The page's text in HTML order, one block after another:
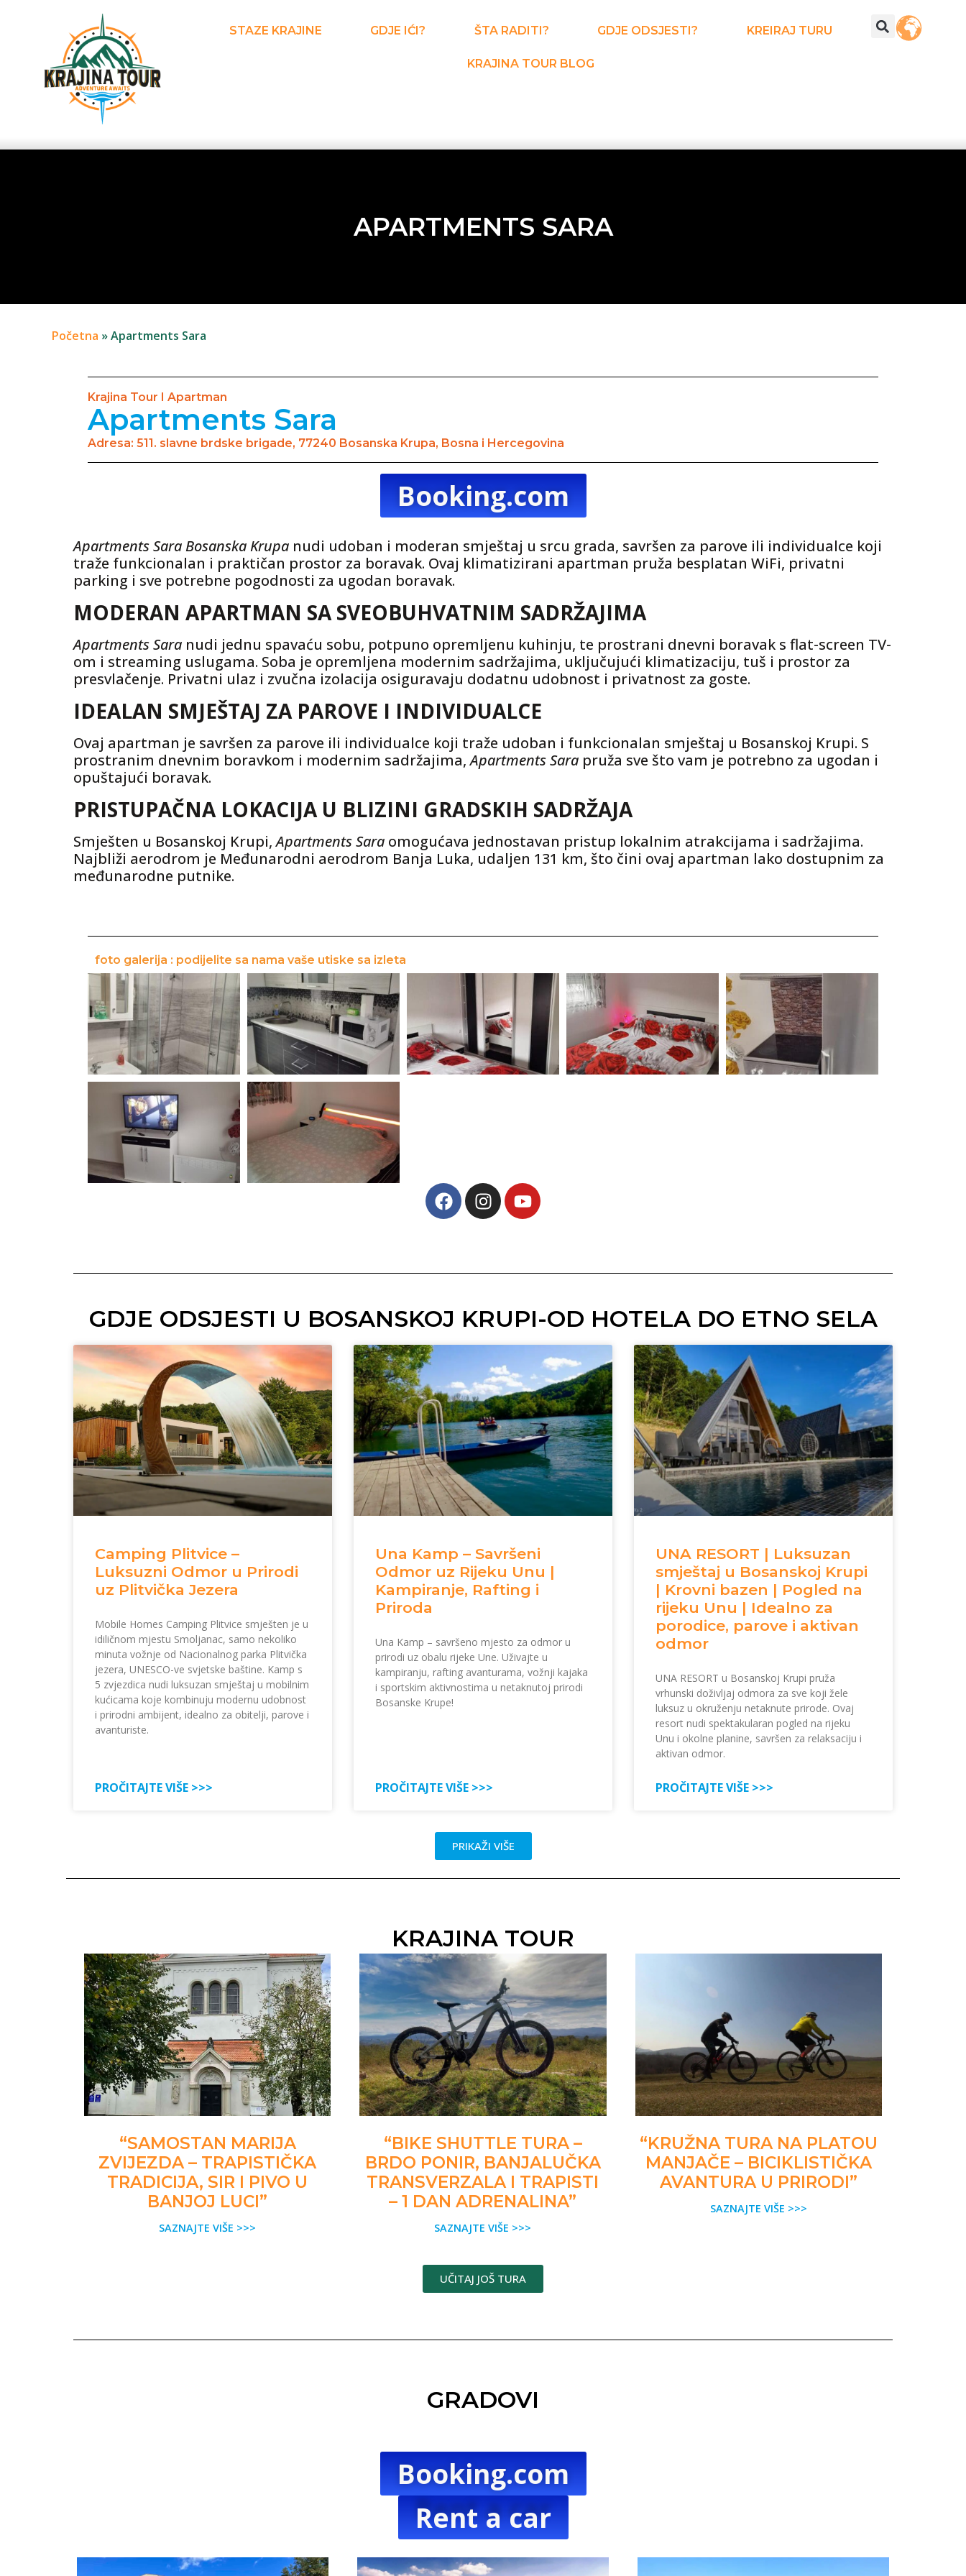
STAZE KRAJINE GDJE IĆI? ŠTA RADITI? GDJE ODSJESTI? KREIRAJ TURU
KRAJINA TOUR BLOG
APARTMENTS SARA
Početna »Apartments Sara
Krajina Tour I Apartman
Apartments Sara
Adresa: 511. slavne brdske brigade, 77240 Bosanska Krupa, Bosna i Hercegovina
Booking.com
Apartments Sara Bosanska Krupa nudi udoban i moderan smještaj u srcu grada, savršen za parove ili individualce koji
traže funkcionalan i praktičan prostor za boravak. Ovaj klimatizirani apartman pruža besplatan WiFi, privatni
parking i sve potrebne pogodnosti za ugodan boravak.
MODERAN APARTMAN SA SVEOBUHVATNIM SADRŽAJIMA
Apartments Sara nudi jednu spavaću sobu, potpuno opremljenu kuhinju, te prostrani dnevni boravak s flat-screen TV-
om i streaming uslugama. Soba je opremljena modernim sadržajima, uključujući klimatizaciju, tuš i prostor za
presvlačenje. Privatni ulaz i zvučna izolacija osiguravaju dodatnu udobnost i privatnost za goste.
IDEALAN SMJEŠTAJ ZA PAROVE I INDIVIDUALCE
Ovaj apartman je savršen za parove ili individualce koji traže udoban i funkcionalan smještaj u Bosanskoj Krupi. S
prostranim dnevnim boravkom i modernim sadržajima,Apartments Sara pruža sve što vam je potrebno za ugodan i
opuštajući boravak.
PRISTUPAČNA LOKACIJA U BLIZINI GRADSKIH SADRŽAJA
Smješten u Bosanskoj Krupi,Apartments Sara omogućava jednostavan pristup lokalnim atrakcijama i sadržajima.
Najbliži aerodrom je Međunarodni aerodrom Banja Luka, udaljen 131 km, što čini ovaj apartman lako dostupnim za
međunarodne putnike.
foto galerija : podijelite sa nama vaše utiske sa izleta
GDJE ODSJESTI U BOSANSKOJ KRUPI-OD HOTELA DO ETNO SELA
Camping Plitvice –
Luksuzni Odmor u Prirodi
uz Plitvička Jezera
Mobile Homes Camping Plitvice smješten je u
idiličnom mjestu Smoljanac, samo nekoliko
minuta vožnje od Nacionalnog parka Plitvička
jezera, UNESCO-ve svjetske baštine. Kamp s
5 zvjezdica nudi luksuzan smještaj u mobilnim
kućicama koje kombinuju modernu udobnost
i prirodni ambijent, idealno za obitelji, parove i
avanturiste.
PROČITAJTE VIŠE >>>
Una Kamp – Savršeni
Odmor uz Rijeku Unu |
Kampiranje, Rafting i
Priroda
Una Kamp – savršeno mjesto za odmor u
prirodi uz obalu rijeke Une. Uživajte u
kampiranju, rafting avanturama, vožnji kajaka
i sportskim aktivnostima u netaknutoj prirodi
Bosanske Krupe!
PROČITAJTE VIŠE >>>
UNA RESORT | Luksuzan
smještaj u Bosanskoj Krupi
| Krovni bazen | Pogled na
rijeku Unu | Idealno za
porodice, parove i aktivan
odmor
UNA RESORT u Bosanskoj Krupi pruža
vrhunski doživljaj odmora za sve koji žele
luksuz u okruženju netaknute prirode. Ovaj
resort nudi spektakularan pogled na rijeku
Unu i okolne planine, savršen za relaksaciju i
aktivan odmor.
PROČITAJTE VIŠE >>>
PRIKAŽI VIŠE
KRAJINA TOUR
“SAMOSTAN MARIJA
ZVIJEZDA – TRAPISTIČKA
TRADICIJA, SIR I PIVO U
BANJOJ LUCI”
SAZNAJTE VIŠE >>>
“BIKE SHUTTLE TURA –
BRDO PONIR, BANJALUČKA
TRANSVERZALA I TRAPISTI
– 1 DAN ADRENALINA”
SAZNAJTE VIŠE >>>
“KRUŽNA TURA NA PLATOU
MANJAČE – BICIKLISTIČKA
AVANTURA U PRIRODI”
SAZNAJTE VIŠE >>>
UČITAJ JOŠ TURA
GRADOVI
Booking.com
Rent a car